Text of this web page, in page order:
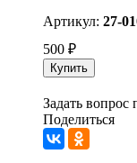
Артикул: 27-
500 ₽
Купить
Задать вопрос
Поделиться